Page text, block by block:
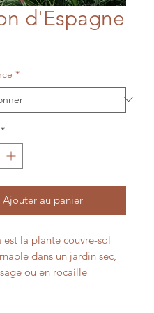
d'Espagne
*
*
Ajouter au panier
est la plante couvre-sol
dans un jardin sec,
ou en rocaille